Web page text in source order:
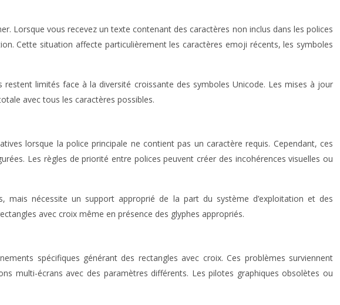
Lorsque vous recevez un texte contenant des caractères non inclus dans les polices
Cette situation affecte particulièrement les caractères emoji récents, les symboles
limités face à la diversité croissante des symboles Unicode. Les mises à jour
avec tous les caractères possibles.
lorsque la police principale ne contient pas un caractère requis. Cependant, ces
Les règles de priorité entre polices peuvent créer des incohérences visuelles ou
mais nécessite un support approprié de la part du système d’exploitation et des
avec croix même en présence des glyphes appropriés.
spécifiques générant des rectangles avec croix. Ces problèmes surviennent
multi-écrans avec des paramètres différents. Les pilotes graphiques obsolètes ou